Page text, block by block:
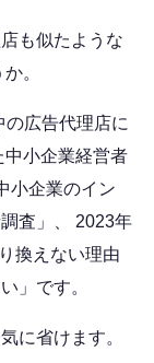
も似たような
。
広告代理店に
中小企業経営者
小企業のイン
査」、 2023年
換えない理由
」です。
に省けます。